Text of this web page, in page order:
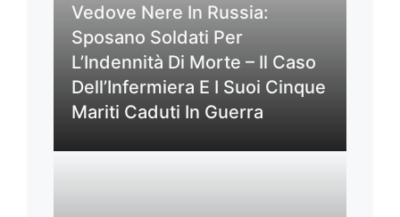
Vedove Nere In Russia:
Sposano Soldati Per
L’Indennità Di Morte – Il Caso
Dell’Infermiera E I Suoi Cinque
Mariti Caduti In Guerra